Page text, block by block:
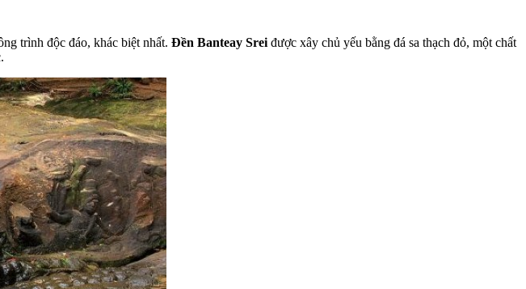
trình độc đáo, khác biệt nhất. Đền Banteay Srei được xây chủ yếu bằng đá sa thạch đỏ, một chất